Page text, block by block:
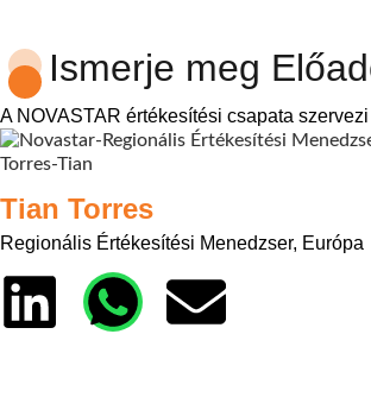
Ismerje meg
A NOVASTAR értékesítési csapata
Tian Torres
Regionális Értékesítési Menedzser, Európa